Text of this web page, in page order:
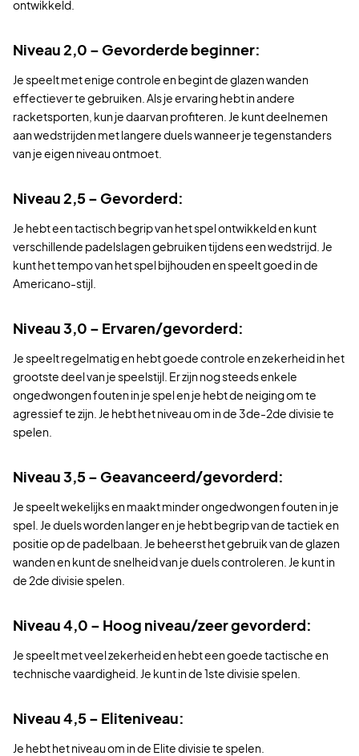
ontwikkeld.
Niveau 2,0 – Gevorderde beginner:
Je speelt met enige controle en begint de glazen wanden
effectiever te gebruiken. Als je ervaring hebt in andere
racketsporten, kun je daarvan profiteren. Je kunt deelnemen
aan wedstrijden met langere duels wanneer je tegenstanders
van je eigen niveau ontmoet.
Niveau 2,5 – Gevorderd:
Je hebt een tactisch begrip van het spel ontwikkeld en kunt
verschillende padelslagen gebruiken tijdens een wedstrijd. Je
kunt het tempo van het spel bijhouden en speelt goed in de
Americano-stijl.
Niveau 3,0 – Ervaren/gevorderd:
Je speelt regelmatig en hebt goede controle en zekerheid in het
grootste deel van je speelstijl. Er zijn nog steeds enkele
ongedwongen fouten in je spel en je hebt de neiging om te
agressief te zijn. Je hebt het niveau om in de 3de-2de divisie te
spelen.
Niveau 3,5 – Geavanceerd/gevorderd:
Je speelt wekelijks en maakt minder ongedwongen fouten in je
spel. Je duels worden langer en je hebt begrip van de tactiek en
positie op de padelbaan. Je beheerst het gebruik van de glazen
wanden en kunt de snelheid van je duels controleren. Je kunt in
de 2de divisie spelen.
Niveau 4,0 – Hoog niveau/zeer gevorderd:
Je speelt met veel zekerheid en hebt een goede tactische en
technische vaardigheid. Je kunt in de 1ste divisie spelen.
Niveau 4,5 – Eliteniveau:
Je hebt het niveau om in de Elite divisie te spelen.